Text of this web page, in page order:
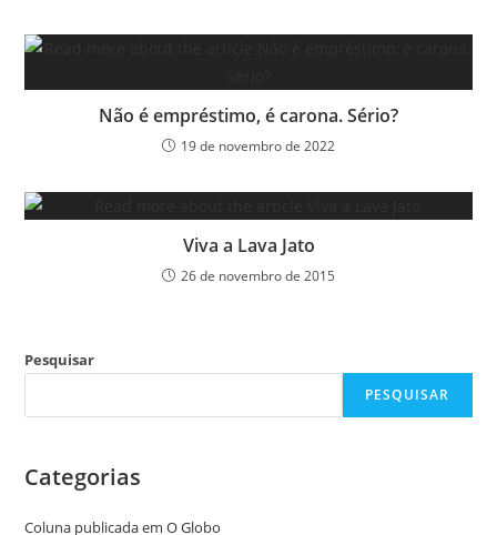
Não é empréstimo, é carona. Sério?
19 de novembro de 2022
Viva a Lava Jato
26 de novembro de 2015
Pesquisar
PESQUISAR
Categorias
Coluna publicada em O Globo